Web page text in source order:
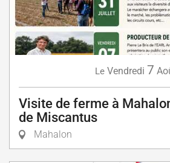
Le Vendredi 7
Visite de ferme à
de Miscantus
Mahalon